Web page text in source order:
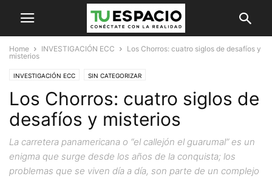
Home INVESTIGACIÓN ECC
Los Chorros: cuatro siglos de desafíos y
misterios
INVESTIGACIÓN ECC SIN CATEGORIZAR
Los Chorros: cuatro siglos de
desafíos y misterios
La carretera panamericana o “el callejón el guarumal” es un
enigma que surge desde los años de la conquista; los
problemas que se viven día a día, son parte de un complejo